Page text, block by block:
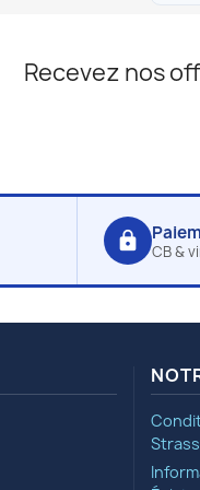
Recevez nos
lock CB &